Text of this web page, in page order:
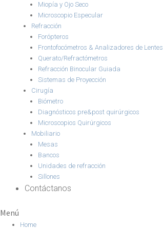
Miopía y Ojo Seco
Microscopio Especular
Refracción
Forópteros
Frontofocómetros & Analizadores de Lentes
Querato/Refractómetros
Refracción Binocular Guiada
Sistemas de Proyección
Cirugía
Biómetro
Diagnósticos pre&post quirúrgicos
Microscopios Quirúrgicos
Mobiliario
Mesas
Bancos
Unidades de refracción
Sillones
Contáctanos
Menú
Home